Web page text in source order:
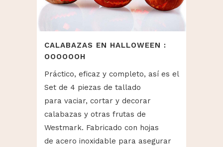
CALABAZAS EN HALLOWEEN :
OOOOOOH
Práctico, eficaz y completo, así es el
Set de 4 piezas de tallado
para vaciar, cortar y decorar
calabazas y otras frutas de
Westmark. Fabricado con hojas
de acero inoxidable para asegurar